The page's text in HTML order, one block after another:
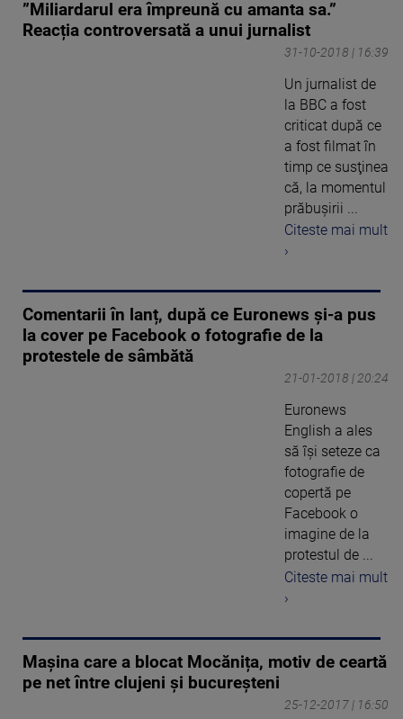
”Miliardarul era împreună cu amanta sa.”
Reacția controversată a unui jurnalist
31-10-2018 | 16:39
Un jurnalist de
la BBC a fost
criticat după ce
a fost filmat în
timp ce susţinea
că, la momentul
prăbuşirii ...
Citeste mai mult
›
Comentarii în lanț, după ce Euronews și-a pus
la cover pe Facebook o fotografie de la
protestele de sâmbătă
21-01-2018 | 20:24
Euronews
English a ales
să își seteze ca
fotografie de
copertă pe
Facebook o
imagine de la
protestul de ...
Citeste mai mult
›
Mașina care a blocat Mocănița, motiv de ceartă
pe net între clujeni și bucureșteni
25-12-2017 | 16:50